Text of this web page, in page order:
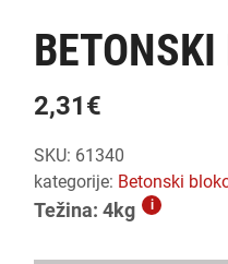
2,31€
SKU: 61340
kategorije:
betonski
Težina: 4kg i